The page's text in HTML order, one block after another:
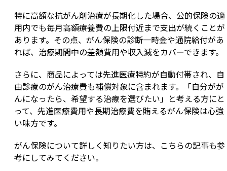
特に高額な抗がん剤治療が長期化した場合、公的保険の適
用内でも毎月高額療養費の上限付近まで支出が続くことが
あります。その点、がん保険の診断一時金や通院給付があ
れば、治療期間中の差額費用や収入減をカバーできます。
さらに、商品によっては先進医療特約が自動付帯され、自
由診療のがん治療費も補償対象に含まれます。「自分がが
んになったら、希望する治療を選びたい」と考える方にと
って、先進医療費用や長期治療費を賄えるがん保険は心強
い味方です。
がん保険について詳しく知りたい方は、こちらの記事も参
考にしてみてください。